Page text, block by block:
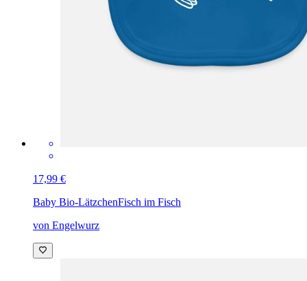
17,99 €
Baby Bio-LätzchenFisch im Fisch
von Engelwurz